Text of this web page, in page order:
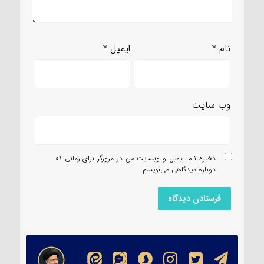
نام* ایمیل*
وب‌ سایت
ذخیره نام، ایمیل و وبسایت من در مرورگر برای زمانی که
دوباره دیدگاهی می‌نویسم.